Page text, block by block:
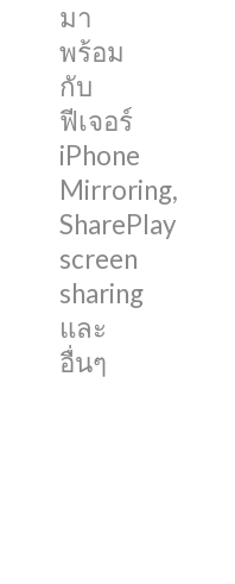
มา
พร้อม
กับ
ฟีเจอร์
iPhone
Mirroring,
SharePlay
screen
sharing
และ
อื่นๆ
ฟีเจอร์
ใหม่ๆ
บน
iOS
18
Beta
2
iPhone